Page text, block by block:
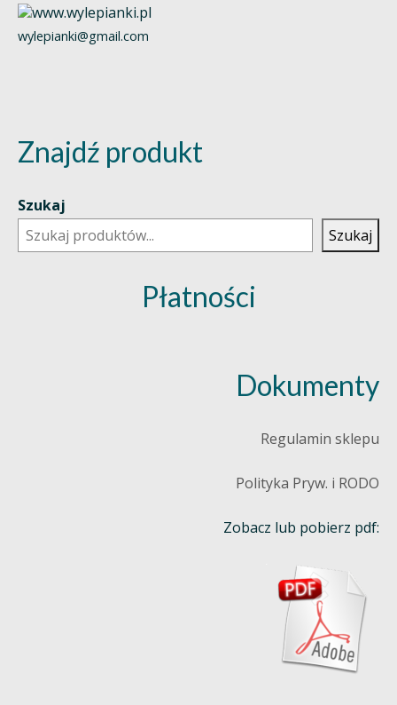
wylepianki@gmail.com
Znajdź produkt
Szukaj
Szukaj
Płatności
Dokumenty
Regulamin sklepu
Polityka Pryw. i RODO
Zobacz lub pobierz pdf: